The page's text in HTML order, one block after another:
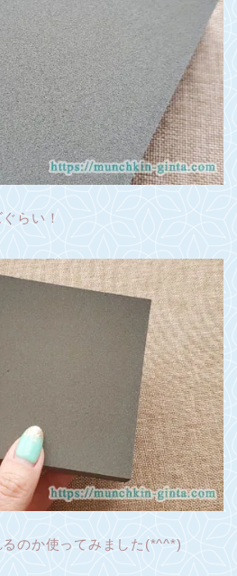
らい！
のか使ってみました(*^^*)